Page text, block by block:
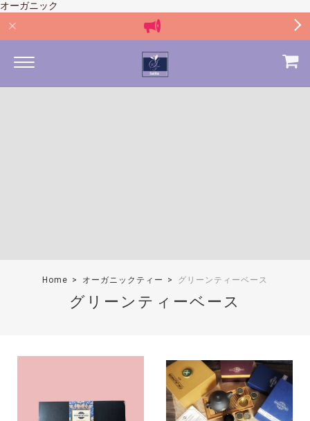
オーガニック
Home オーガニックティー グリーンティーベース
グリーンティーベース